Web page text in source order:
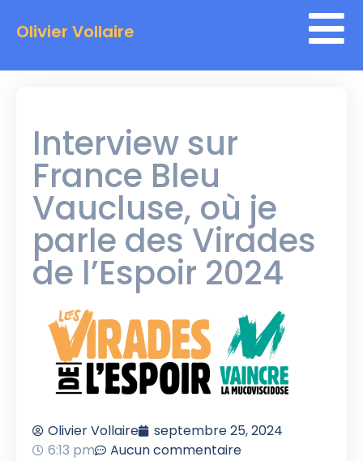
Olivier Vollaire
Interview sur
France Bleu
Vaucluse, où je
parle des Virades
de l’Espoir 2024
Olivier Vollaire
septembre 25, 2024
6:13 pm
Aucun commentaire